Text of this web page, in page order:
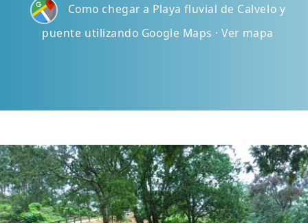
Como chegar a Playa fluvial de Calvelo y
puente utilizando Google Maps · Ver mapa